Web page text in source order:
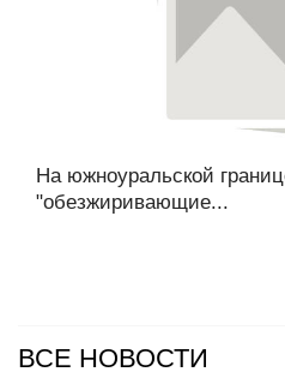
На южноуральской
"обезжиривающие...
ВСЕ НОВОСТИ